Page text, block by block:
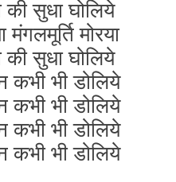
सुधा घोलिये
मंगलमूर्ति मोरया
सुधा घोलिये
कभी भी डोलिये
कभी भी डोलिये
कभी भी डोलिये
कभी भी डोलिये